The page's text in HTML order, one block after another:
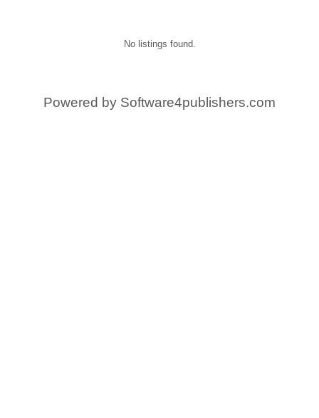
No listings found.
Powered by Software4publishers.com